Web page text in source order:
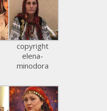
copyright
elena-
minodora